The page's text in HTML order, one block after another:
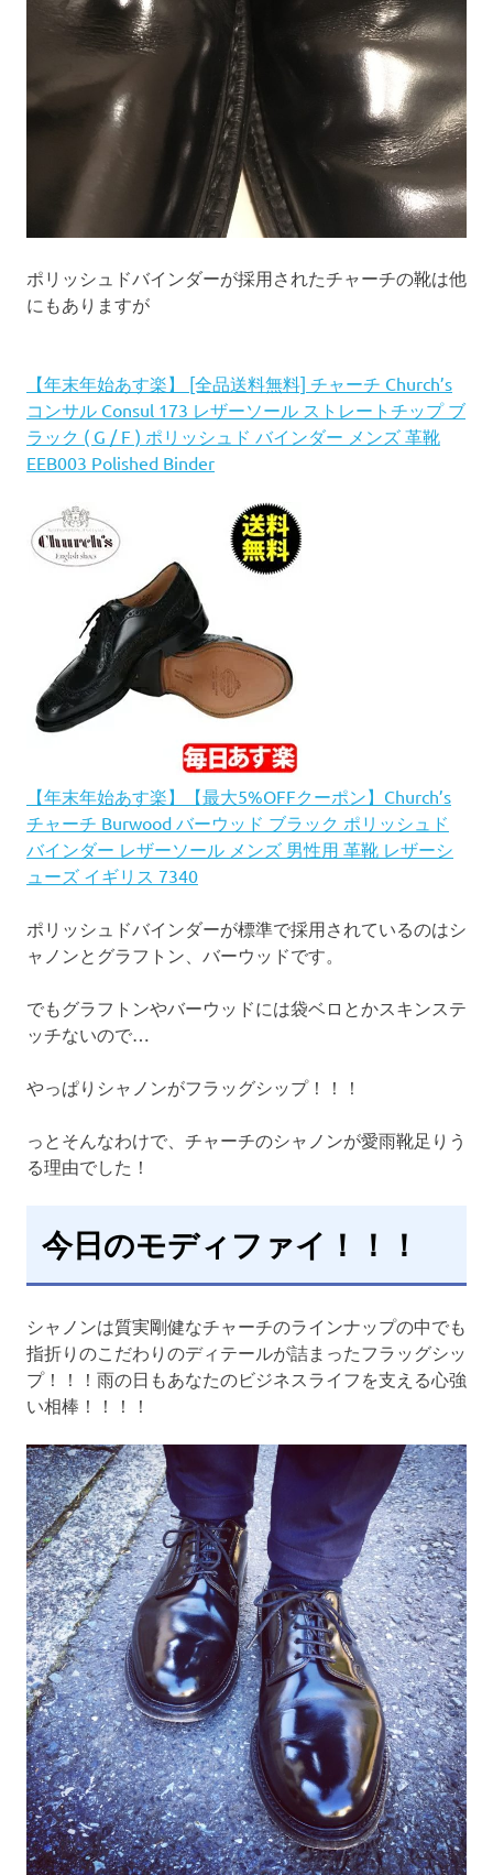
ポリッシュドバインダーが採用されたチャーチの靴は他
にもありますが
【年末年始あす楽】 [全品送料無料] チャーチ Church’s
コンサル Consul 173 レザーソール ストレートチップ ブ
ラック ( G / F ) ポリッシュド バインダー メンズ 革靴
EEB003 Polished Binder
【年末年始あす楽】【最大5%OFFクーポン】Church’s
チャーチ Burwood バーウッド ブラック ポリッシュド
バインダー レザーソール メンズ 男性用 革靴 レザーシ
ューズ イギリス 7340
ポリッシュドバインダーが標準で採用されているのはシ
ャノンとグラフトン、バーウッドです。
でもグラフトンやバーウッドには袋ベロとかスキンステ
ッチないので…
やっぱりシャノンがフラッグシップ！！！
っとそんなわけで、チャーチのシャノンが愛雨靴足りう
る理由でした！
今日のモディファイ！！！
シャノンは質実剛健なチャーチのラインナップの中でも
指折りのこだわりのディテールが詰まったフラッグシッ
プ！！！雨の日もあなたのビジネスライフを支える心強
い相棒！！！！